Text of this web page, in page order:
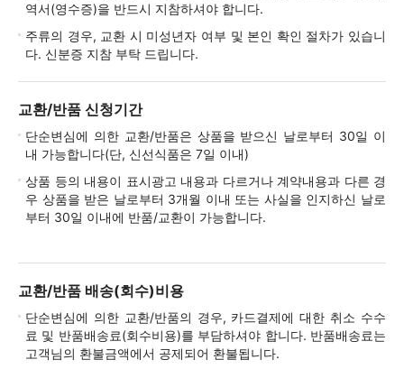
역서(영수증)을 반드시 지참하셔야 합니다.
주류의 경우, 교환 시 미성년자 여부 및 본인 확인 절차가 있습니
다. 신분증 지참 부탁 드립니다.
교환/반품 신청기간
단순변심에 의한 교환/반품은 상품을 받으신 날로부터 30일 이
내 가능합니다(단, 신선식품은 7일 이내)
상품 등의 내용이 표시광고 내용과 다르거나 계약내용과 다른 경
우 상품을 받은 날로부터 3개월 이내 또는 사실을 인지하신 날로
부터 30일 이내에 반품/교환이 가능합니다.
교환/반품 배송(회수)비용
단순변심에 의한 교환/반품의 경우, 카드결제에 대한 취소 수수
료 및 반품배송료(회수비용)를 부담하셔야 합니다. 반품배송료는
고객님의 환불금액에서 공제되어 환불됩니다.